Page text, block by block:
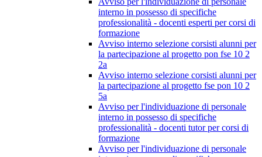
interno in possesso di specifiche
professionalità - docenti esperti per corsi di
formazione
Avviso interno selezione corsisti alunni per
la partecipazione al progetto pon fse 10 2
2a
Avviso interno selezione corsisti alunni per
la partecipazione al progetto fse pon 10 2
5a
Avviso per l'individuazione di personale
interno in possesso di specifiche
professionalità - docenti tutor per corsi di
formazione
Avviso per l'individuazione di personale